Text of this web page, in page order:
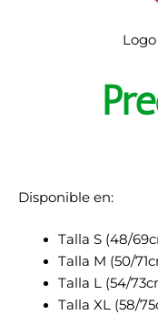
Disponible en:
Talla S (48/
Talla M (50/
Talla L (54/
Talla XL (58/